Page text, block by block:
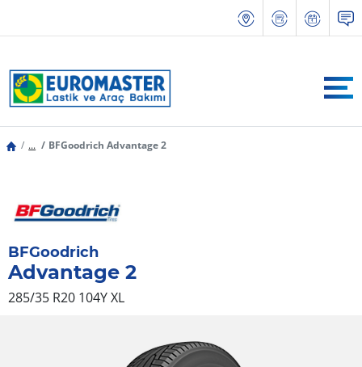
... BFGoodrich Advantage 2
BFGoodrich
Advantage 2
285/35 R20 104YXL